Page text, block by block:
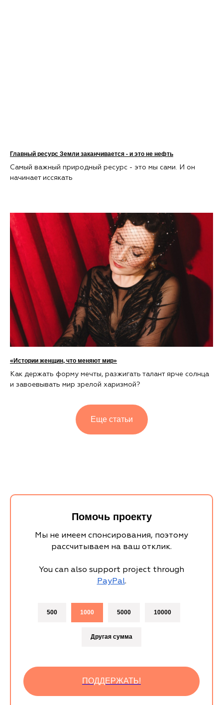
Главный ресурс Земли заканчивается - и это не нефть
Самый важный природный ресурс - это мы сами. И он
начинает иссякать
«Истории женщин, что меняют мир»
Как держать форму мечты, разжигать талант ярче солнца
и завоевывать мир зрелой харизмой?
Еще статьи
Помочь проекту
Мы не имеем спонсирования, поэтому
рассчитываем на ваш отклик.
You can also support project through
PayPal.
500 1000 5000 10000
Другая сумма
ПОДДЕРЖАТЬ!